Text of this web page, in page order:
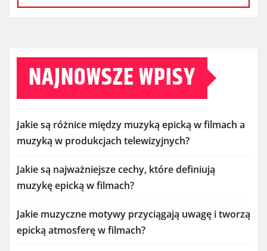
NAJNOWSZE WPISY
Jakie są różnice między muzyką epicką w filmach a
muzyką w produkcjach telewizyjnych?
Jakie są najważniejsze cechy, które definiują
muzykę epicką w filmach?
Jakie muzyczne motywy przyciągają uwagę i tworzą
epicką atmosferę w filmach?